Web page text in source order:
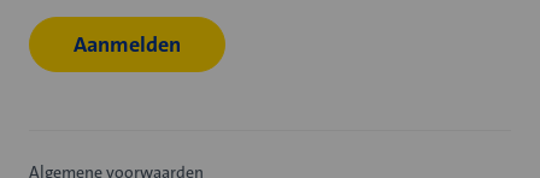
Aanmelden
Algemene voorwaarden